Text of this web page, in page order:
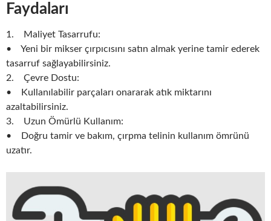
Faydaları
1. Maliyet Tasarrufu:
• Yeni bir mikser çırpıcısını satın almak yerine tamir ederek
tasarruf sağlayabilirsiniz.
2. Çevre Dostu:
• Kullanılabilir parçaları onararak atık miktarını
azaltabilirsiniz.
3. Uzun Ömürlü Kullanım:
• Doğru tamir ve bakım, çırpma telinin kullanım ömrünü
uzatır.